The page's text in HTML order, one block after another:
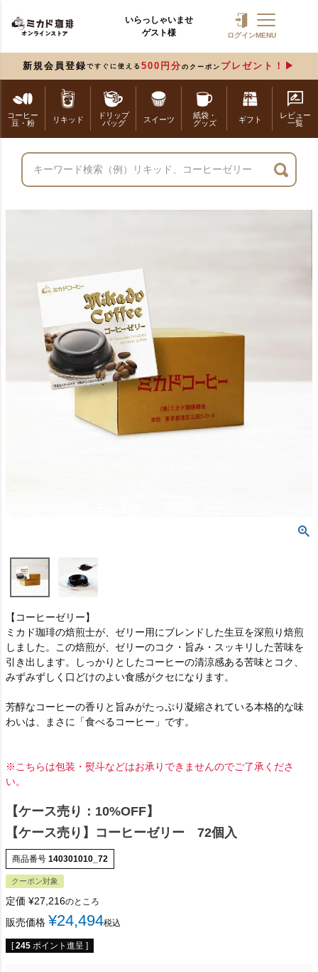
いらっしゃいませ
ゲスト様
ログインMENU
新規会員登録 ですぐに使える 500円分 のクーポン プレゼント！
コーヒー
豆・粉
リキッド
ドリップ
バッグ
スイーツ
紙袋・
グッズ
ギフト
レビュー
一覧
【コーヒーゼリー】
ミカド珈琲の焙煎士が、ゼリー用にブレンドした生豆を深煎り焙煎
しました。この焙煎が、ゼリーのコク・旨み・スッキリした苦味を
引き出します。しっかりとしたコーヒーの清涼感ある苦味とコク、
みずみずしく口どけのよい食感がクセになります。
芳醇なコーヒーの香りと旨みがたっぷり凝縮されている本格的な味
わいは、まさに「食べるコーヒー」です。
※こちらは包装・熨斗などはお承りできませんのでご了承くださ
い。
【ケース売り：10%OFF】
【ケース売り】コーヒーゼリー 72個入
商品番号 140301010_72
クーポン対象
定価 ¥27,216のところ
販売価格 ¥24,494税込
[ 245 ポイント進呈 ]